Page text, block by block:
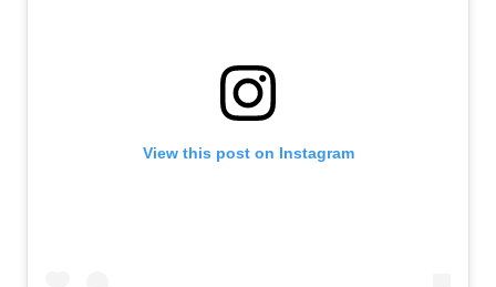
View this post on Instagram